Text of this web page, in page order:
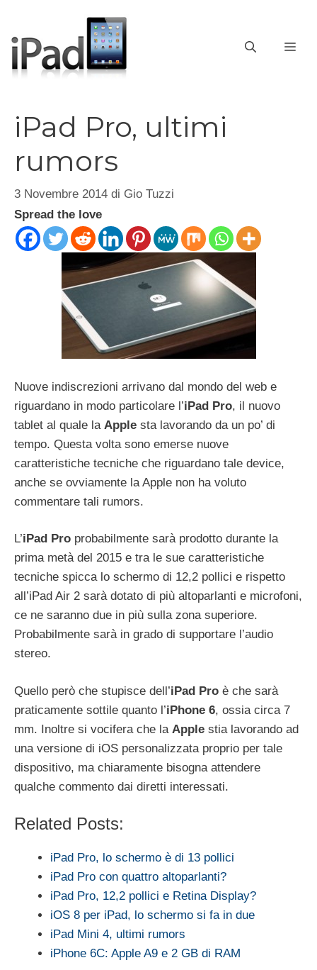
contenuto
iPad Pro, ultimi
rumors
3 Novembre 2014 di Gio Tuzzi
Spread the love
Nuove indiscrezioni arrivano dal mondo del web e
riguardano in modo particolare l’iPad Pro, il nuovo
tablet al quale la Apple sta lavorando da un po’ di
tempo. Questa volta sono emerse nuove
caratteristiche tecniche che riguardano tale device,
anche se ovviamente la Apple non ha voluto
commentare tali rumors.
L’iPad Pro probabilmente sarà prodotto durante la
prima metà del 2015 e tra le sue caratteristiche
tecniche spicca lo schermo di 12,2 pollici e rispetto
all’iPad Air 2 sarà dotato di più altoparlanti e microfoni,
ce ne saranno due in più sulla zona superiore.
Probabilmente sarà in grado di supportare l’audio
stereo.
Quello però che stupisce dell’iPad Pro è che sarà
praticamente sottile quanto l’iPhone 6, ossia circa 7
mm. Inoltre si vocifera che la Apple stia lavorando ad
una versione di iOS personalizzata proprio per tale
dispositivo, ma chiaramente bisogna attendere
qualche commento dai diretti interessati.
Related Posts:
iPad Pro, lo schermo è di 13 pollici
iPad Pro con quattro altoparlanti?
iPad Pro, 12,2 pollici e Retina Display?
iOS 8 per iPad, lo schermo si fa in due
iPad Mini 4, ultimi rumors
iPhone 6C: Apple A9 e 2 GB di RAM